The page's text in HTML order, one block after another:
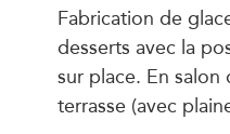
Fabrication de
desserts avec la
sur place. En
terrasse (avec